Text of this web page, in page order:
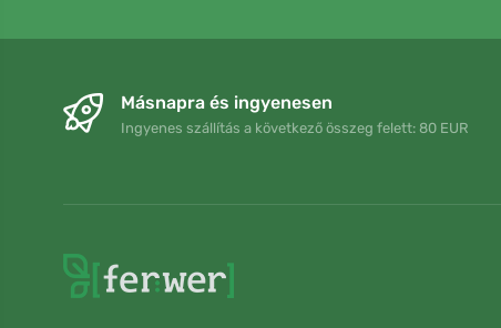
Másnapra és ingyenesen
Ingyenes szállítás a következő összeg felett: 80 EUR